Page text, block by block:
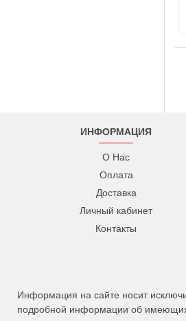
ИНФОРМАЦИЯ
О Нас
Оплата
Доставка
Личный кабинет
Контакты
Информация на сайте носит
подробной информации об